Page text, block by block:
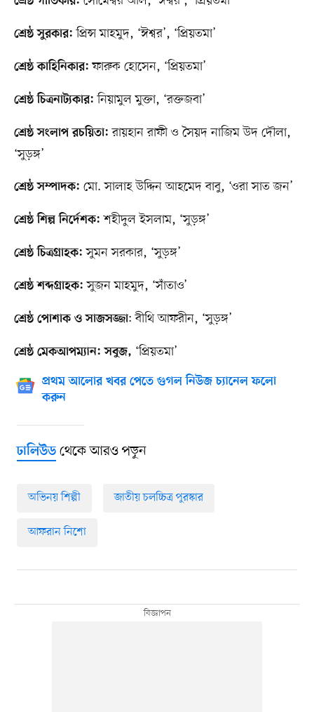
শ্রেষ্ঠ সুরকার: প্রিন্স মাহমুদ, ‘ঈশ্বর’, ‘প্রিয়তমা’
শ্রেষ্ঠ কাহিনিকার: ফারুক হোসেন, ‘প্রিয়তমা’
শ্রেষ্ঠ চিত্রনাট্যকার: নিয়ামুল মুক্তা, ‘রক্তজবা’
শ্রেষ্ঠ সংলাপ রচয়িতা: রায়হান রাফী ও সৈয়দ নাজিম উদ দৌলা,
‘সুড়ঙ্গ’
শ্রেষ্ঠ সম্পাদক: মো. সালাহ উদ্দিন আহমেদ বাবু, ‘ওরা সাত জন’
শ্রেষ্ঠ শিল্প নির্দেশক: শহীদুল ইসলাম, ‘সুড়ঙ্গ’
শ্রেষ্ঠ চিত্রগ্রাহক: সুমন সরকার, ‘সুড়ঙ্গ’
শ্রেষ্ঠ শব্দগ্রাহক: সুজন মাহমুদ, ‘সাঁতাও’
শ্রেষ্ঠ পোশাক ও সাজসজ্জা: বীথি আফরীন, ‘সুড়ঙ্গ’
শ্রেষ্ঠ মেকআপম্যান: সবুজ, ‘প্রিয়তমা’
প্রথম আলোর খবর পেতে গুগল নিউজ চ্যানেল ফলো
করুন
ঢালিউডথেকে আরও পড়ুন
অভিনয় শিল্পী জাতীয় চলচ্চিত্র পুরস্কার
আফরান নিশো